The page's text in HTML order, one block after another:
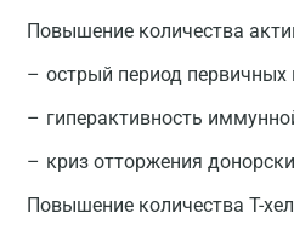
Повышение количества
острый период первичных
гиперактивность
криз отторжения
Повышение количества T-